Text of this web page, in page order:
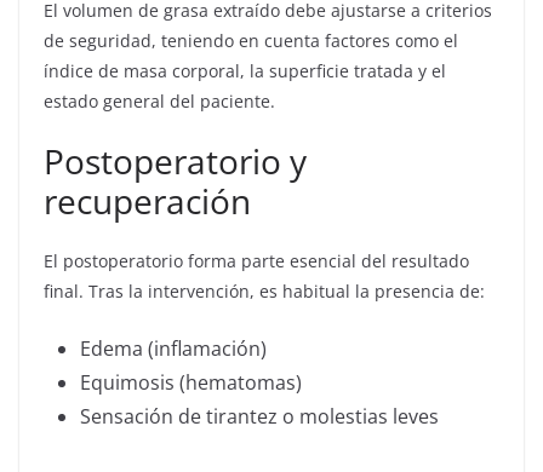
El volumen de grasa extraído debe ajustarse a criterios
de seguridad, teniendo en cuenta factores como el
índice de masa corporal, la superficie tratada y el
estado general del paciente.
Postoperatorio y
recuperación
El postoperatorio forma parte esencial del resultado
final. Tras la intervención, es habitual la presencia de:
Edema (inflamación)
Equimosis (hematomas)
Sensación de tirantez o molestias leves